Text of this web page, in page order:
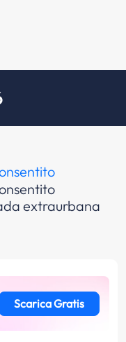
extraurbana
Scarica Gratis